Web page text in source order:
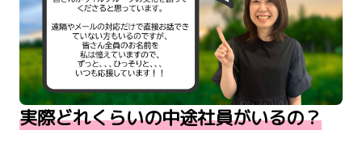
実際どれくらいの中途社員がいるの？